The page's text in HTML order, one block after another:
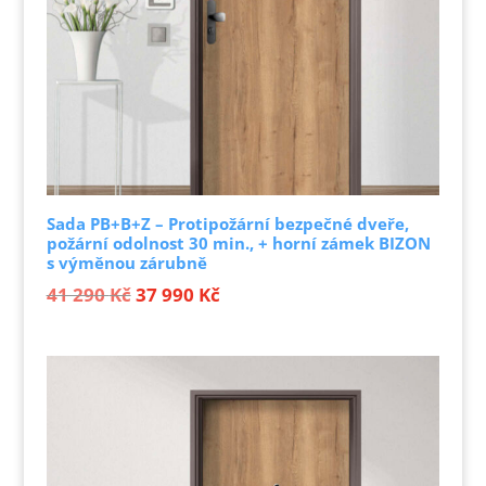
Sada PB+B+Z – Protipožární bezpečné dveře,
požární odolnost 30 min., + horní zámek BIZON
s výměnou zárubně
41 290Kč Původní
37 990 KčAktuální